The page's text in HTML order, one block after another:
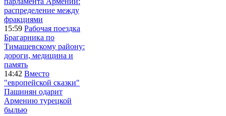
распределение между
фракциями
15:59 Рабочая поездка
Брагарника по
Тимашевскому району:
дороги, медицина и
память
14:42 Вместо
"европейской сказки"
Пашинян одарит
Армению турецкой
былью